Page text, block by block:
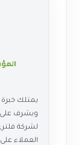
ويشرف على
لشركة
العملاء